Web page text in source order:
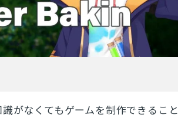
がなくてもゲームを制作できること